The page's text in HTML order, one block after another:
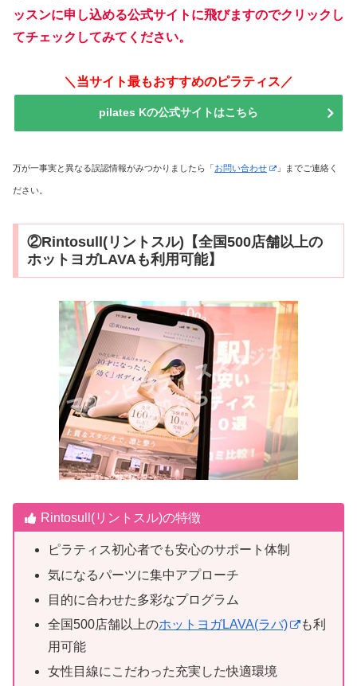
ッスンに申し込める公式サイトに飛びますのでクリックし
てチェックしてみてください。
＼当サイト最もおすすめのピラティス／
pilates Kの公式サイトはこちら
万が一事実と異なる誤認情報がみつかりましたら「お問い合わせ 」までご連絡く
ださい。
②Rintosull(リントスル)【全国500店舗以上の
ホットヨガLAVAも利用可能】
Rintosull(リントスル)の特徴
ピラティス初心者でも安心のサポート体制
気になるパーツに集中アプローチ
目的に合わせた多彩なプログラム
全国500店舗以上のホットヨガLAVA(ラバ)
も利
用可能
女性目線にこだわった充実した快適環境